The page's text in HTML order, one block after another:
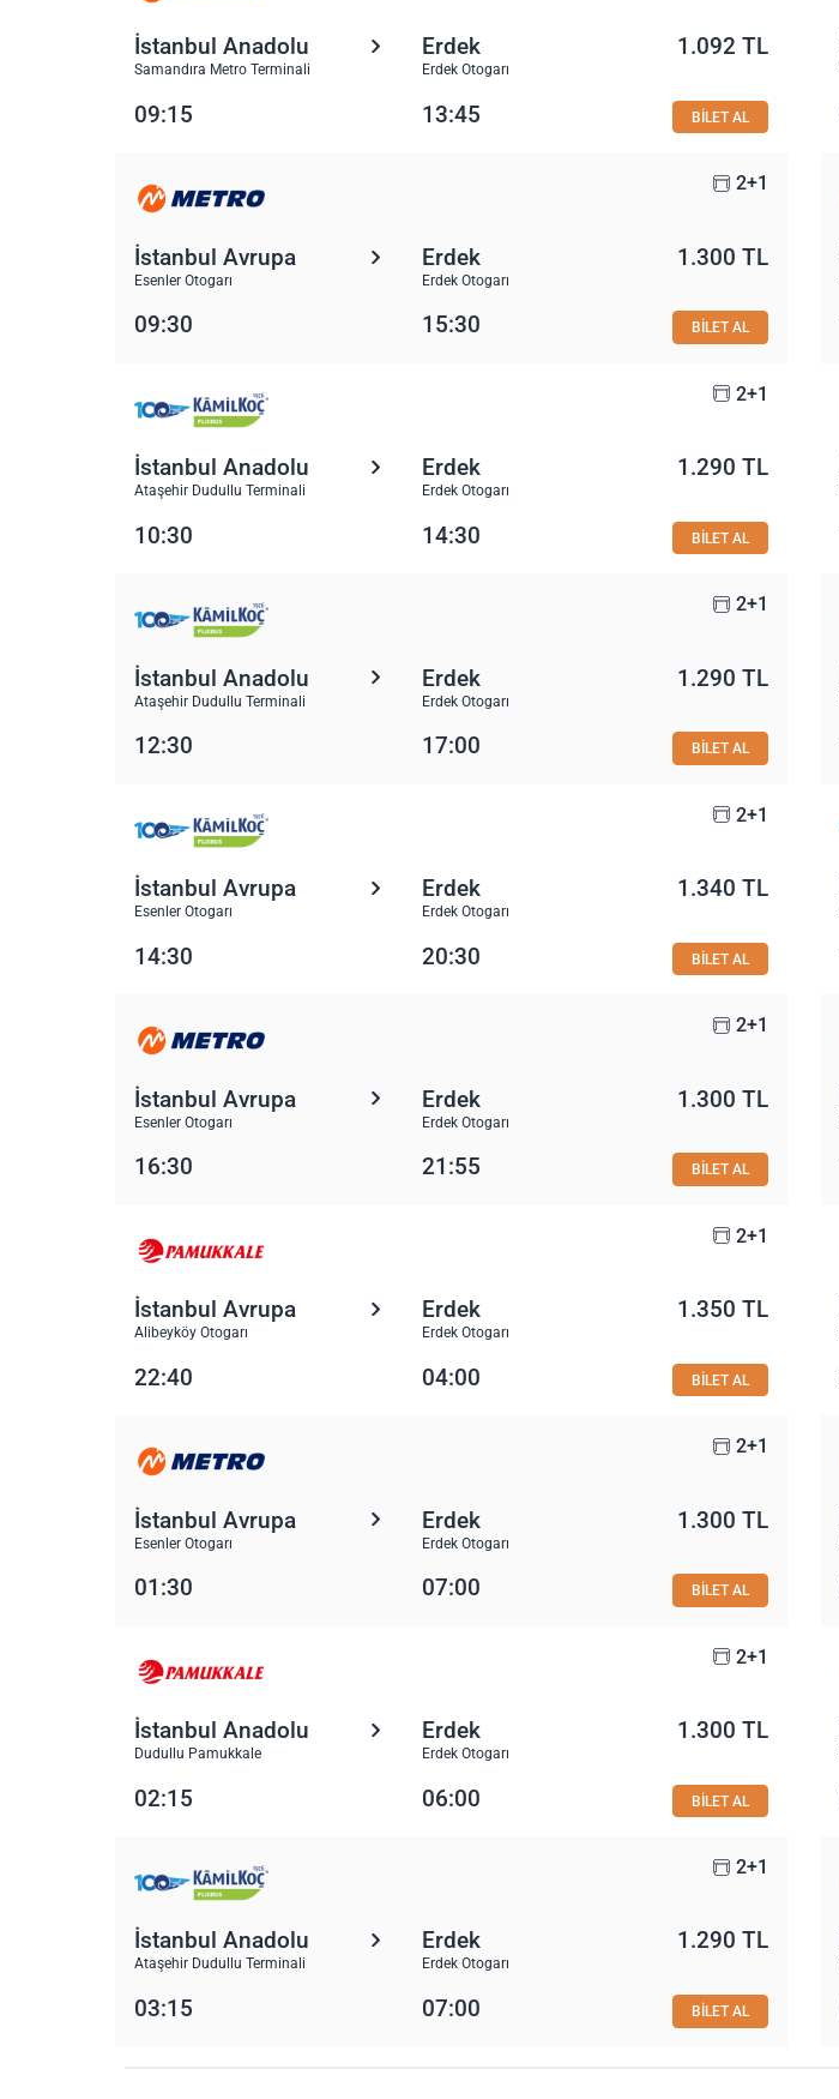
İstanbul Anadolu
Samandıra Metro Terminali
Erdek
Erdek Otogarı
1.092 TL
09:15 13:45 BİLET AL
2+1
İstanbul Avrupa
Esenler Otogarı
Erdek
Erdek Otogarı
1.300 TL
09:30 15:30 BİLET AL
2+1
İstanbul Anadolu
Ataşehir Dudullu Terminali
Erdek
Erdek Otogarı
1.290 TL
10:30 14:30 BİLET AL
2+1
İstanbul Anadolu
Ataşehir Dudullu Terminali
Erdek
Erdek Otogarı
1.290 TL
12:30 17:00 BİLET AL
2+1
İstanbul Avrupa
Esenler Otogarı
Erdek
Erdek Otogarı
1.340 TL
14:30 20:30 BİLET AL
2+1
İstanbul Avrupa
Esenler Otogarı
Erdek
Erdek Otogarı
1.300 TL
16:30 21:55 BİLET AL
2+1
İstanbul Avrupa
Alibeyköy Otogarı
Erdek
Erdek Otogarı
1.350 TL
22:40 04:00 BİLET AL
2+1
İstanbul Avrupa
Esenler Otogarı
Erdek
Erdek Otogarı
1.300 TL
01:30 07:00 BİLET AL
2+1
İstanbul Anadolu
Dudullu Pamukkale
Erdek
Erdek Otogarı
1.300 TL
02:15 06:00 BİLET AL
2+1
İstanbul Anadolu
Ataşehir Dudullu Terminali
Erdek
Erdek Otogarı
1.290 TL
03:15 07:00 BİLET AL